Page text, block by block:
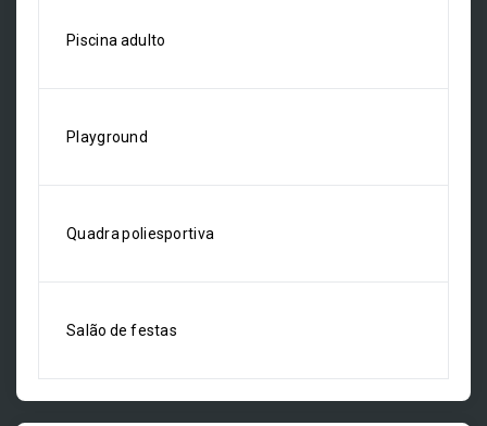
Piscina adulto
Playground
Quadra poliesportiva
Salão de festas